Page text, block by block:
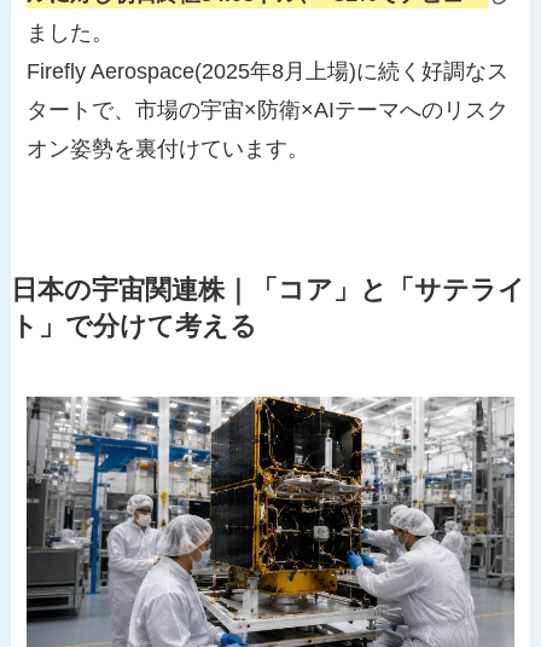
ました。
Firefly Aerospace(2025年8月上場)に続く好調なス
タートで、市場の宇宙×防衛×AIテーマへのリスク
オン姿勢を裏付けています。
日本の宇宙関連株｜「コア」と「サテライ
ト」で分けて考える